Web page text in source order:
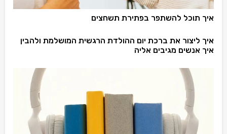
איך תוכל להשתפר בפתירת תשחצים
איך ליצור את ברכת יום ההולדת הרגשית המושלמת ולהבין
איך אנשים מגיבים אליה